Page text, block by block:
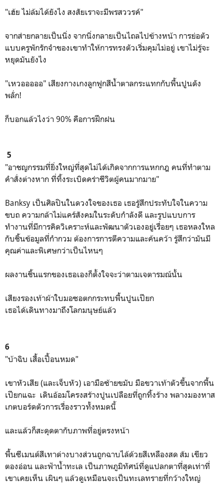
"เฮ้ย ไม่ล้มได้ยังไง สงสัยเราจะมีพรสววรค์"
จากส่ายกลายเป็นนิ่ง จากนิ่งกลายเป็นไถลไปข้างหน้า การย่อตัว
แบบครูพักรักจำของเขาทำให้การทรงตัวเริ่มคุมไม่อยู่ เขาไม่รู้จะ
หยุดมันยังไง
"เหวอออออ" เสียงกางเกงลูกฟูกสีน้ำตาลกระแทกกับพื้นปูนดัง
พลั่ก!
ก็บอกแล้วไงว่า 90% คือการฝึกฝน
5
"อาชญกรรมที่ยิ่งใหญ่ที่สุดไม่ได้เกิดจากการแหกกฎ คนที่ทำตาม
คำสั่งต่างหาก ที่ทิ้งระเบิดคร่าชีวิตผู้คนมากมาย"
Banksy เป็นศิลปินในดวงใจของเธอ เธอรู้สึกประทับใจในความ
ขบถ ความกล้าไม่แคร์สังคมในระดับกำลังดี และรูปแบบการ
ทำงานที่มีการคิดวิเคราะห์และพัฒนาตัวเองอยู่เรื่อยๆ เธอหลงใหล
กับชิ้นข้อมูลที่กำกวม ต้องการการตีความและค้นคว้า รู้สึกว่ามันมี
คุณค่าและพิเศษกว่าเป็นไหนๆ
ผลงานชิ้นแรกของเธอเองก็ตั้งใจจะว่าตามเจตารมณ์นั้น
เสียงรองเท้าผ้าใบมอซอตกกระทบพื้นปูนเปียก
เธอได้เดินทางมาถึงโลกมนุษย์แล้ว
6
"บ้าฉิบ เสื้อเปื้อนหมด"
เขาหัวเสีย (และเจ็บหัว) เอามือซ้ายขมับ มือขวาเท้าตัวขึ้นจากพื้น
เปียกแฉะ เดินอ้อมโครงสร้างปูนเปลือยที่ถูกทิ้งร้าง พลางมองหาส
เกตบอร์ดตัวการเรื่องราวทั้งหมดนี้
และแล้วก็สะดุดตากับภาพที่อยู่ตรงหน้า
พื้นซีเมนต์สีเทาด่างบางส่วนถูกฉาบไล้ด้วยสีเหลืองสด ส้ม เขียว
ตองอ่อน และฟ้าน้ำทะเล เป็นภาพภูมิทัศน์ที่ดูแปลกตาที่สุดเท่าที่
เขาเคยเห็น เผินๆ แล้วดูเหมือนจะเป็นทะเลทรายที่กว้างใหญ่